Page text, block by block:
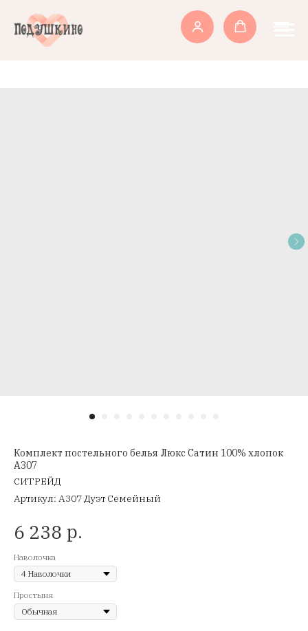
Комплект постельного белья Люкс Сатин 100% хлопок
A307
СИТРЕЙД
Артикул: A307 Дуэт Семейный
6 238 р.
Наволочка
Простыня